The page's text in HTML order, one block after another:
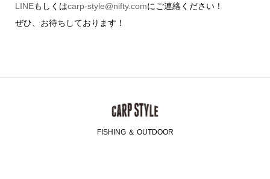
LINEもしくはcarp-style@nifty.comにご連絡ください！
ぜひ、お待ちしております！
FISHING ＆ OUTDOOR